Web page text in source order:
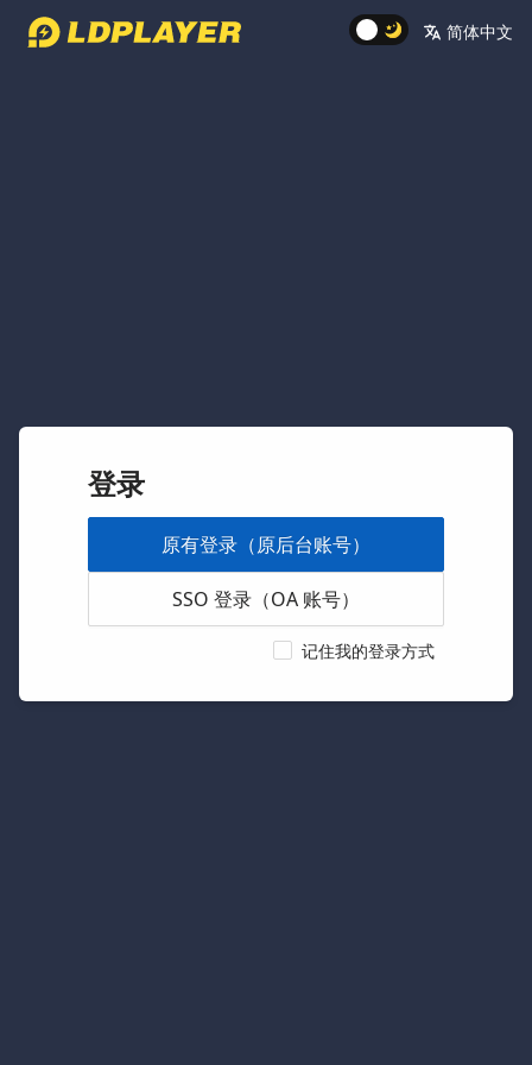
简体中文
登录
原有登录（原后台账号）
SSO 登录（OA 账号）
记住我的登录方式